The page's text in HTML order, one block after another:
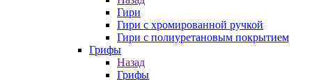
Гири
Гири с хромированной ручкой
Гири с полиуретановым покрытием
Грифы
Назад
Грифы